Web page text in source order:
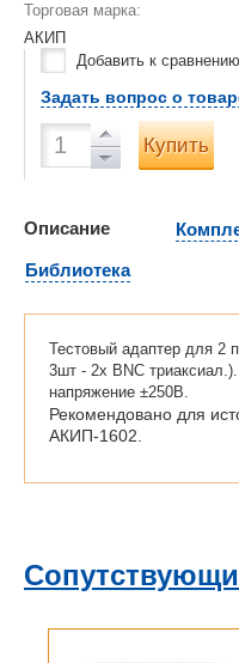
Торговая марка:
АКИП
Добавить к сравнению
Задать вопрос о
Купить
Описание
Библиотека
Тестовый адаптер для 2
3шт - 2х BNC
напряжение ±250В.
Рекомендовано для
АКИП-1602.